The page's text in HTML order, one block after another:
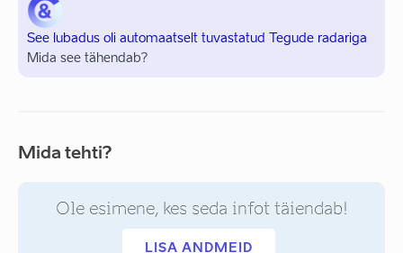
See lubadus oli automaatselt tuvastatud Tegude radariga
Mida see tähendab?
Mida tehti?
Ole esimene, kes seda infot täiendab!
LISA ANDMEID